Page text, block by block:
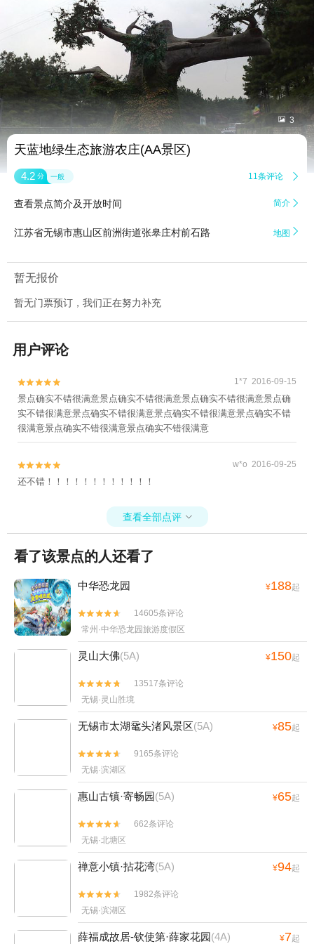
 3
天蓝地绿生态旅游农庄(AA景区)
4.2 分 一般 11条评论 
查看景点简介及开放时间 简介 
江苏省无锡市惠山区前洲街道张皋庄村前石路 地图 
暂无报价
暂无门票预订，我们正在努力补充
用户评论

 1*7 2016-09-15
景点确实不错很满意景点确实不错很满意景点确实不错很满意景点确
实不错很满意景点确实不错很满意景点确实不错很满意景点确实不错
很满意景点确实不错很满意景点确实不错很满意

 w*o 2016-09-25
还不错！！！！！！！！！！！！
查看全部点评 
看了该景点的人还看了
中华恐龙园 ¥188起


14605条评论
常州·中华恐龙园旅游度假区
灵山大佛(5A) ¥150起


13517条评论
无锡·灵山胜境
无锡市太湖鼋头渚风景区(5A) ¥85起


9165条评论
无锡·滨湖区
惠山古镇·寄畅园(5A) ¥65起


662条评论
无锡·北塘区
禅意小镇·拈花湾(5A) ¥94起


1982条评论
无锡·滨湖区
薛福成故居-钦使第·薛家花园(4A) ¥7起